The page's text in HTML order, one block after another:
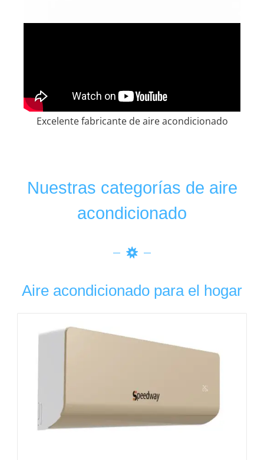
Excelente fabricante de aire acondicionado
Nuestras categorías de aire
acondicionado
Aire acondicionado para el hogar